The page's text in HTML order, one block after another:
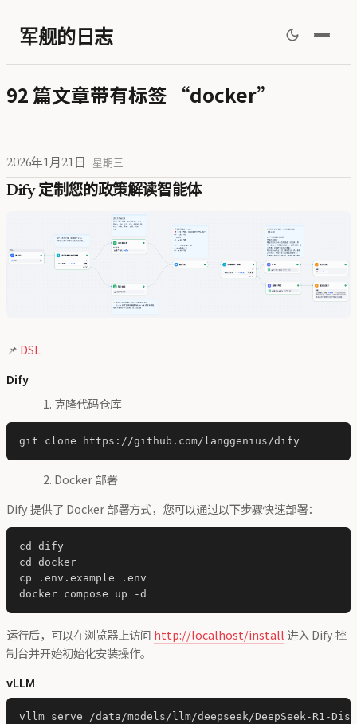
军舰的日志
92 篇文章带有标签 “docker”
2026年1月21日 星期三
Dify 定制您的政策解读智能体
📌 DSL
Dify
克隆代码仓库
Docker 部署
Dify 提供了 Docker 部署方式，您可以通过以下步骤快速部署：
cd dify
cd docker
cp .env.example .env
运行后，可以在浏览器上访问 http://localhost/install 进入 Dify 控
制台并开始初始化安装操作。
vLLM
vllm serve /data/models/llm/deepseek/DeepSeek-R1-